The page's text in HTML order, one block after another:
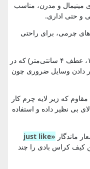
مینیمال و مدرن، مناسب
و حتی اداری.
چرمی، برای راحتی
(ارتفاع ۱۹، طول ۱۵.۵، عطف ۴ سانتی‌متر) که در
دادن وسایل ضروری چون
که زیر لایه چرم کار
بی نظیر داده و استفاده
ماندگار
«just like
کراس بادی را چند